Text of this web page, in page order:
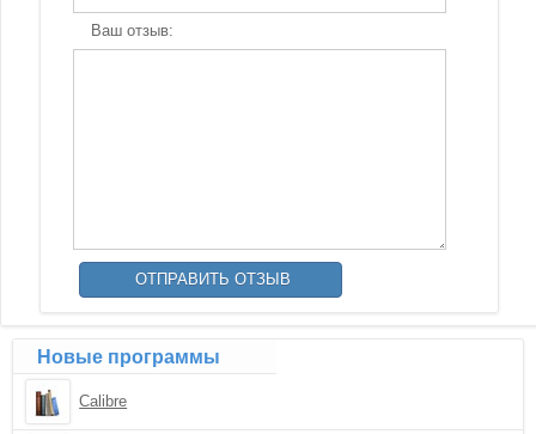
Ваш отзыв:
Новые программы
Calibre